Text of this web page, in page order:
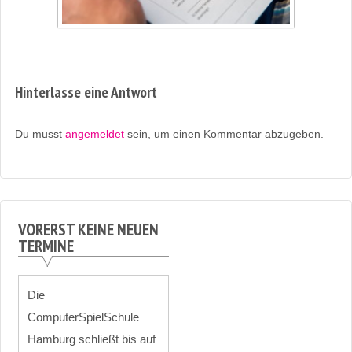
Hinterlasse eine Antwort
Du musst angemeldetsein, um einen Kommentar abzugeben.
VORERST KEINE NEUEN
TERMINE
Die
ComputerSpielSchule
Hamburg schließt bis auf